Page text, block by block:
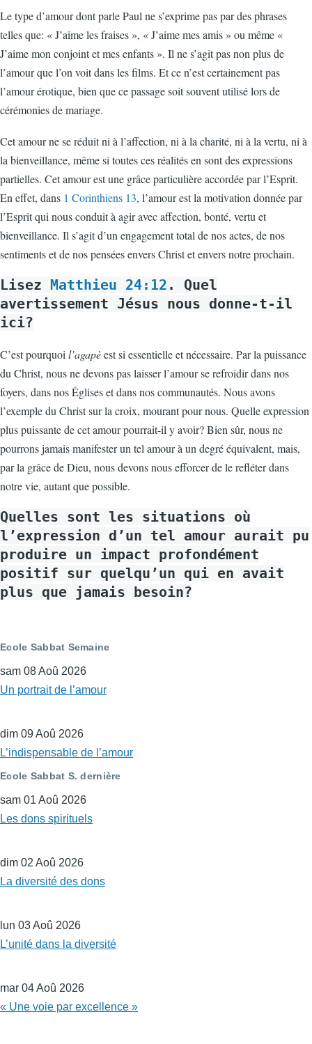
Le type d’amour dont parle Paul ne s’exprime pas par des phrases
telles que: « J’aime les fraises », « J’aime mes amis » ou même «
J’aime mon conjoint et mes enfants ». Il ne s’agit pas non plus de
l’amour que l’on voit dans les films. Et ce n’est certainement pas
l’amour érotique, bien que ce passage soit souvent utilisé lors de
cérémonies de mariage.
Cet amour ne se réduit ni à l’affection, ni à la charité, ni à la vertu, ni à
la bienveillance, même si toutes ces réalités en sont des expressions
partielles. Cet amour est une grâce particulière accordée par l’Esprit.
En effet, dans 1 Corinthiens 13, l’amour est la motivation donnée par
l’Esprit qui nous conduit à agir avec affection, bonté, vertu et
bienveillance. Il s’agit d’un engagement total de nos actes, de nos
sentiments et de nos pensées envers Christ et envers notre prochain.
Lisez Matthieu 24:12 . Quel
avertissement Jésus nous donne-t-il
ici?
C’est pourquoi l’agapèest si essentielle et nécessaire. Par la puissance
du Christ, nous ne devons pas laisser l’amour se refroidir dans nos
foyers, dans nos Églises et dans nos communautés. Nous avons
l’exemple du Christ sur la croix, mourant pour nous. Quelle expression
plus puissante de cet amour pourrait-il y avoir? Bien sûr, nous ne
pourrons jamais manifester un tel amour à un degré équivalent, mais,
par la grâce de Dieu, nous devons nous efforcer de le refléter dans
notre vie, autant que possible.
Quelles sont les situations où
l’expression d’un tel amour aurait pu
produire un impact profondément
positif sur quelqu’un qui en avait
plus que jamais besoin?
Ecole Sabbat Semaine
sam 08 Aoû 2026
Un portrait de l’amour
dim 09 Aoû 2026
L’indispensable de l’amour
Ecole Sabbat S. dernière
sam 01 Aoû 2026
Les dons spirituels
dim 02 Aoû 2026
La diversité des dons
lun 03 Aoû 2026
L’unité dans la diversité
mar 04 Aoû 2026
« Une voie par excellence »